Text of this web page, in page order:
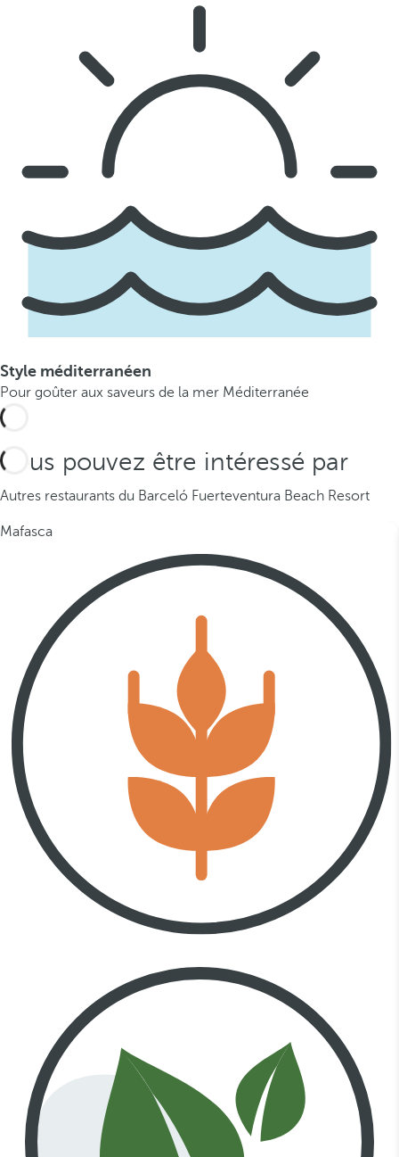
Style méditerranéen
Pour goûter aux saveurs de la mer Méditerranée
Vous pouvez être intéressé par
Autres restaurants du Barceló Fuerteventura Beach Resort
Mafasca